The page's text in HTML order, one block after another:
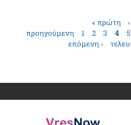
« πρώτη
‹
προηγούμενη
1 2 3 4 5
επόμενη ›